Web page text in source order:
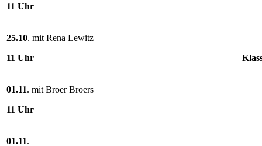
11 Uhr
25.10. mit Rena Lewitz
11 Uhr
01.11. mit Broer Broers
11 Uhr
01.11.